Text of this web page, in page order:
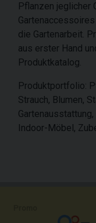
Pflanzen jeglicher
die Gartenarbeit.
aus erster Hand
Produktkatalog.
Produktportfolio:
Strauch, Blumen,
Indoor-Möbel,